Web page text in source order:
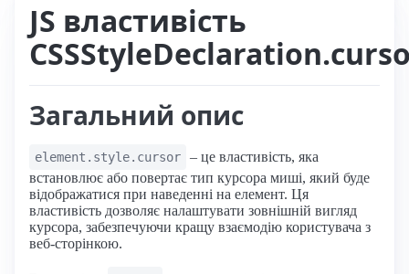
JS властивість
Загальний опис
element.style.cursor
– це властивість, яка
встановлює або повертає тип курсора миші, який буде
відображатися при наведенні на елемент. Ця
властивість дозволяє налаштувати зовнішній вигляд
курсора, забезпечуючи кращу взаємодію користувача з
веб-сторінкою.